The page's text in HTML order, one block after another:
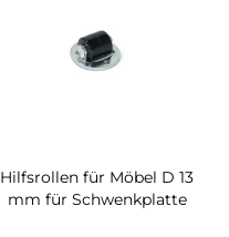
Hilfsrollen für Möbel D 13
mm für Schwenkplatte